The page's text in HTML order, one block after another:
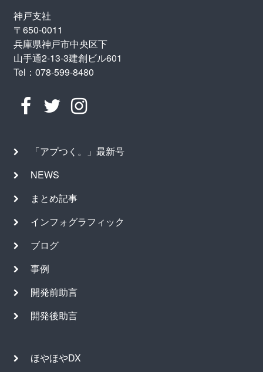
神戸支社
〒650-0011
兵庫県神戸市中央区下
山手通2-13-3建創ビル601
Tel：078-599-8480
「アプつく。」最新号
NEWS
まとめ記事
インフォグラフィック
ブログ
事例
開発前助言
開発後助言
ほやほやDX